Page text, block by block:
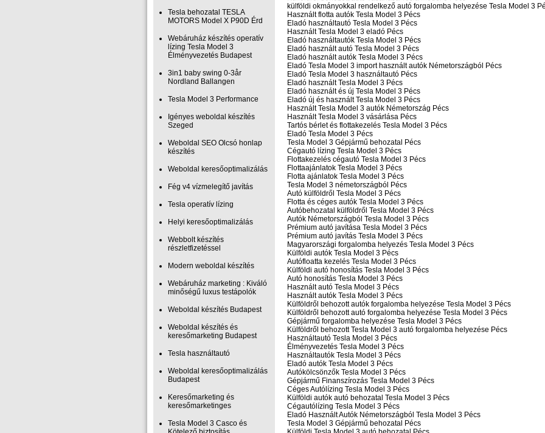
Tesla behozatal TESLA
MOTORS Model X P90D Érd
Webáruház készítés operatív
lízing Tesla Model 3
Élményvezetés Budapest
3in1 baby swing 0-3år
Nordland Ballangen
Tesla Model 3 Performance
Igényes weboldal készítés
Szeged
Weboldal SEO Olcsó honlap
készítés
Weboldal keresőoptimalizálás
Fég v4 vízmelegítő javítás
Tesla operatív lízing
Helyi keresőoptimalizálás
Webbolt készítés
részletfizetéssel
Modern weboldal készítés
Webáruház marketing : Kiváló
minőségű luxus testápolók
Weboldal készítés Budapest
Weboldal készítés és
keresőmarketing Budapest
Tesla használtautó
Weboldal keresőoptimalizálás
Budapest
Keresőmarketing és
keresőmarketinges
Tesla Model 3 Casco és
külföldi okmányokkal rendelkező autó forgalomba helyezése Tesla Model 3
Használt flotta autók Tesla Model 3 Pécs
Eladó használtautó Tesla Model 3 Pécs
Használt Tesla Model 3 eladó Pécs
Eladó használtautók Tesla Model 3 Pécs
Eladó használt autó Tesla Model 3 Pécs
Eladó használt autók Tesla Model 3 Pécs
Eladó Tesla Model 3 import használt autók Németországból Pécs
Eladó Tesla Model 3 használtautó Pécs
Eladó használt Tesla Model 3 Pécs
Eladó használt és új Tesla Model 3 Pécs
Eladó új és használt Tesla Model 3 Pécs
Használt Tesla Model 3 autók Németország Pécs
Használt Tesla Model 3 vásárlása Pécs
Tartós bérlet és flottakezelés Tesla Model 3 Pécs
Eladó Tesla Model 3 Pécs
Tesla Model 3 Gépjármű behozatal‎ Pécs
Cégautó lízing Tesla Model 3 Pécs
Flottakezelés cégautó Tesla Model 3 Pécs
Flottaajánlatok Tesla Model 3 Pécs
Flotta ajánlatok Tesla Model 3 Pécs
Tesla Model 3 németországból Pécs
Autó külföldről Tesla Model 3 Pécs
Flotta és céges autók Tesla Model 3 Pécs
Autóbehozatal külföldről Tesla Model 3 Pécs
Autók Németországból‎ Tesla Model 3 Pécs
Prémium autó javítása Tesla Model 3 Pécs
Prémium autó javítás Tesla Model 3 Pécs
Magyarországi forgalomba helyezés Tesla Model 3 Pécs
Külföldi autók‎ Tesla Model 3 Pécs
Autófloatta kezelés Tesla Model 3 Pécs
Külföldi autó honosítás Tesla Model 3 Pécs
Autó honosítás Tesla Model 3 Pécs
Használt autó‎ Tesla Model 3 Pécs
Használt autó‎k Tesla Model 3 Pécs
Külföldről behozott autók forgalomba helyezése Tesla Model 3 Pécs
Külföldről behozott autó forgalomba helyezése Tesla Model 3 Pécs
Gépjármű forgalomba helyezése Tesla Model 3 Pécs
Külföldről behozott Tesla Model 3 autó forgalomba helyezése Pécs
Használtautó‎ Tesla Model 3 Pécs
Élményvezetés Tesla Model 3 Pécs
Használtautó‎k Tesla Model 3 Pécs
Eladó autók Tesla Model 3 Pécs
Autókölcsönzők Tesla Model 3 Pécs
Gépjármű Finanszírozás Tesla Model 3 Pécs
Céges Autólízing Tesla Model 3 Pécs
Külföldi autók‎ autó behozatal Tesla Model 3 Pécs
Cégautólízing Tesla Model 3 Pécs
Eladó Használt Autók Németországból Tesla Model 3 Pécs
Tesla Model 3 Gépjármű behozatal Pécs